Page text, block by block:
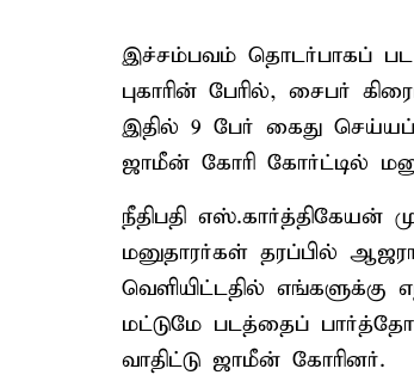
இச்சம்பவம் தொடர்பாகப் பட
புகாரின் பேரில், சைபர்
இதில் 9 பேர் கைது
ஜாமீன் கோரி கோர்ட்டில்
நீதிபதி
மனுதாரர்கள் தரப்பில்
வெளியிட்டதில்
மட்டுமே படத்தைப்
வாதிட்டு ஜாமீன் கோரினர்.